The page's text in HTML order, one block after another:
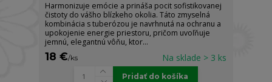
Harmonizuje emócie a prináša pocit sofistikovanej
čistoty do vášho blízkeho okolia. Táto zmyselná
kombinácia s tuberózou je navrhnutá na ochranu a
upokojenie energie priestoru, pričom uvoľňuje
jemnú, elegantnú vôňu, ktor...
18 €/ks Na sklade > 3 ks
Pridať do košíka